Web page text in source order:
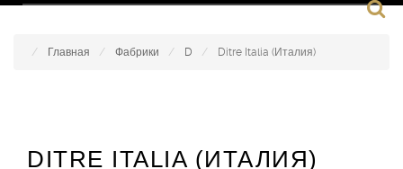
Главная Фабрики D Ditre Italia (Италия)
DITRE ITALIA (ИТАЛИЯ)